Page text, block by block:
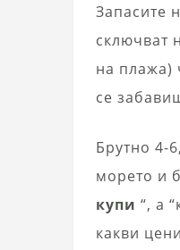
Запасите
сключват
на плажа)
се
Брутно 4-
морето и
купи “, а
какви